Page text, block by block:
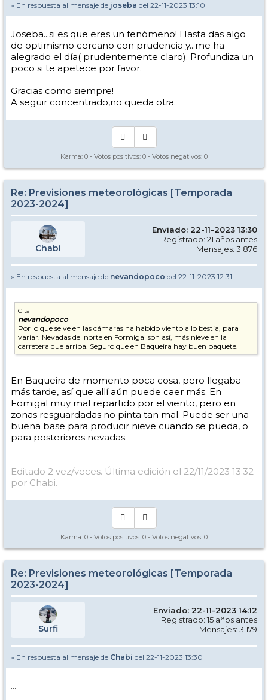
» En respuesta al mensaje de joseba del 22-11-2023 13:10
Joseba...si es que eres un fenómeno! Hasta das algo
de optimismo cercano con prudencia y...me ha
alegrado el día( prudentemente claro). Profundiza un
poco si te apetece por favor.
Gracias como siempre!
A seguir concentrado,no queda otra.
Karma: 0 - Votos positivos: 0 - Votos negativos: 0
Re: Previsiones meteorológicas [Temporada
2023-2024]
Chabi
Enviado: 22-11-2023 13:30
Registrado: 21 años antes
Mensajes: 3.876
» En respuesta al mensaje de nevandopoco del 22-11-2023 12:31
Cita
nevandopoco
Por lo que se ve en las cámaras ha habido viento a lo bestia, para
variar. Nevadas del norte en Formigal son así, más nieve en la
carretera que arriba. Seguro que en Baqueira hay buen paquete.
En Baqueira de momento poca cosa, pero llegaba
más tarde, así que allí aún puede caer más. En
Fomigal muy mal repartido por el viento, pero en
zonas resguardadas no pinta tan mal. Puede ser una
buena base para producir nieve cuando se pueda, o
para posteriores nevadas.
Editado 2 vez/veces. Última edición el 22/11/2023 13:32
por Chabi.
Karma: 0 - Votos positivos: 0 - Votos negativos: 0
Re: Previsiones meteorológicas [Temporada
2023-2024]
Surfi
Enviado: 22-11-2023 14:12
Registrado: 15 años antes
Mensajes: 3.179
» En respuesta al mensaje de Chabi del 22-11-2023 13:30
...